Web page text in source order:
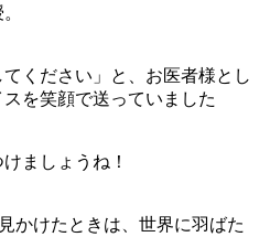
てください」と、お医者様とし
を笑顔で送っていました
ましょうね！
かけたときは、世界に羽ばた